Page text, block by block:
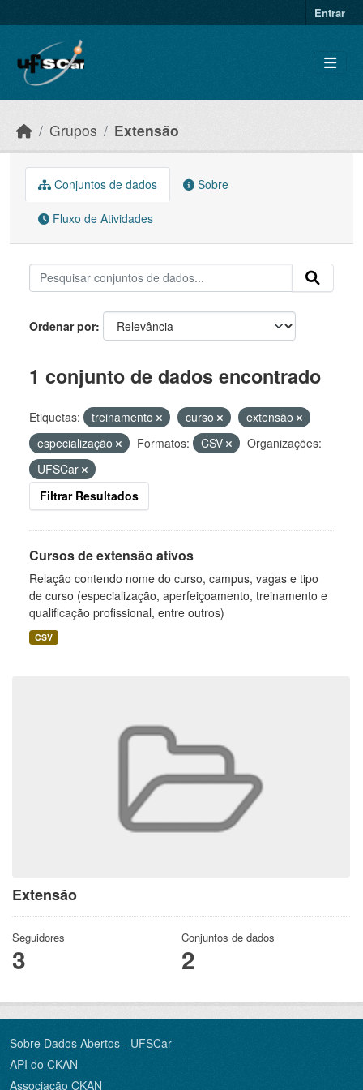
Entrar
Grupos Extensão
Extensão
Seguidores
3
Conjuntos de dados
2
Conjuntos de dados Sobre
Fluxo de Atividades
Ordenar por
1 conjunto de dados encontrado
Etiquetas: treinamento curso
extensão
especialização
Formatos: CSV
Organizações:
UFSCar
Filtrar Resultados
Cursos de extensão ativos
Relação contendo nome do curso, campus, vagas e tipo
de curso (especialização, aperfeiçoamento, treinamento e
qualificação profissional, entre outros)
CSV
Sobre Dados Abertos - UFSCar
API do CKAN
Associação CKAN